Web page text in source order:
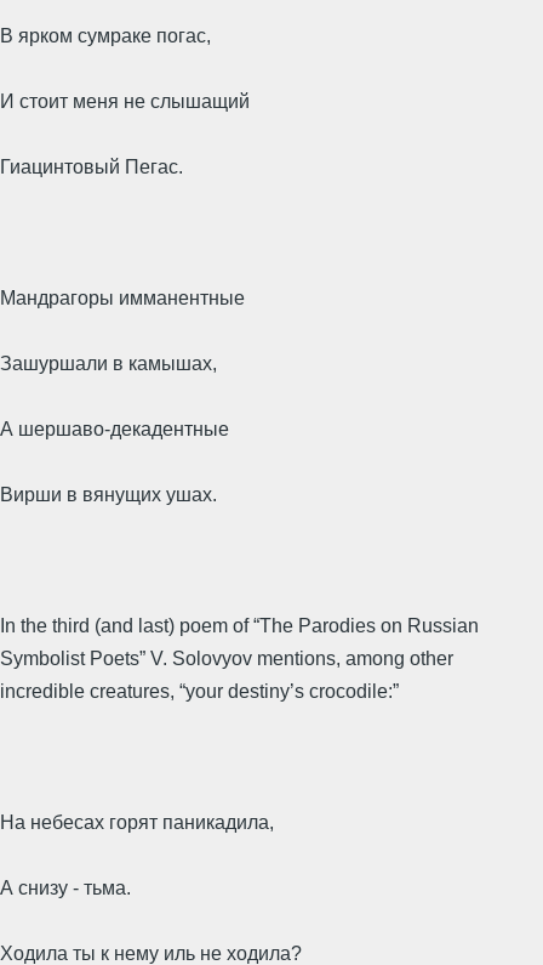
В ярком сумраке погас,
И стоит меня не слышащий
Гиацинтовый Пегас.
Мандрагоры имманентные
Зашуршали в камышах,
А шершаво-декадентные
Вирши в вянущих ушах.
In the third (and last) poem of “The Parodies on Russian
Symbolist Poets” V. Solovyov mentions, among other
incredible creatures, “your destiny’s crocodile:”
На небесах горят паникадила,
А снизу - тьма.
Ходила ты к нему иль не ходила?